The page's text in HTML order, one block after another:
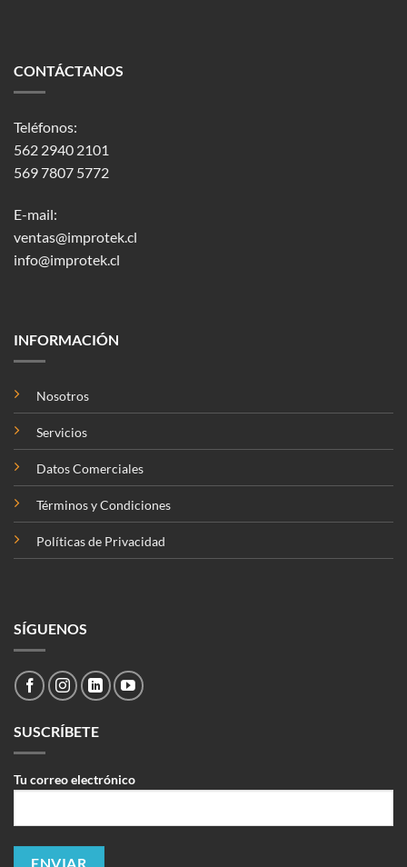
CONTÁCTANOS
Teléfonos:
562 2940 2101
569 7807 5772
E-mail:
ventas@improtek.cl
info@improtek.cl
INFORMACIÓN
Nosotros
Servicios
Datos Comerciales
Términos y Condiciones
Políticas de Privacidad
SÍGUENOS
SUSCRÍBETE
Tu correo electrónico